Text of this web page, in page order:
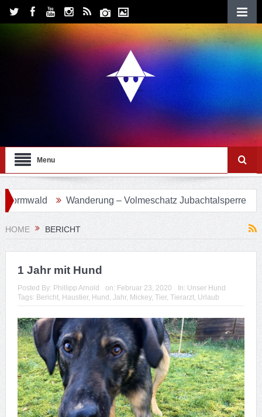
Menu
Wanderung – Volmeschatz Jubachtalsperre
HOME BERICHT
1 Jahr mit Hund
Posted By: Phillipp Arnold on: Februar 23, 2020 In: Unser Hund
Tags: Bericht, Haustier, Hund Jahr, Mickey, Tier, Tierarzt, Urlaub